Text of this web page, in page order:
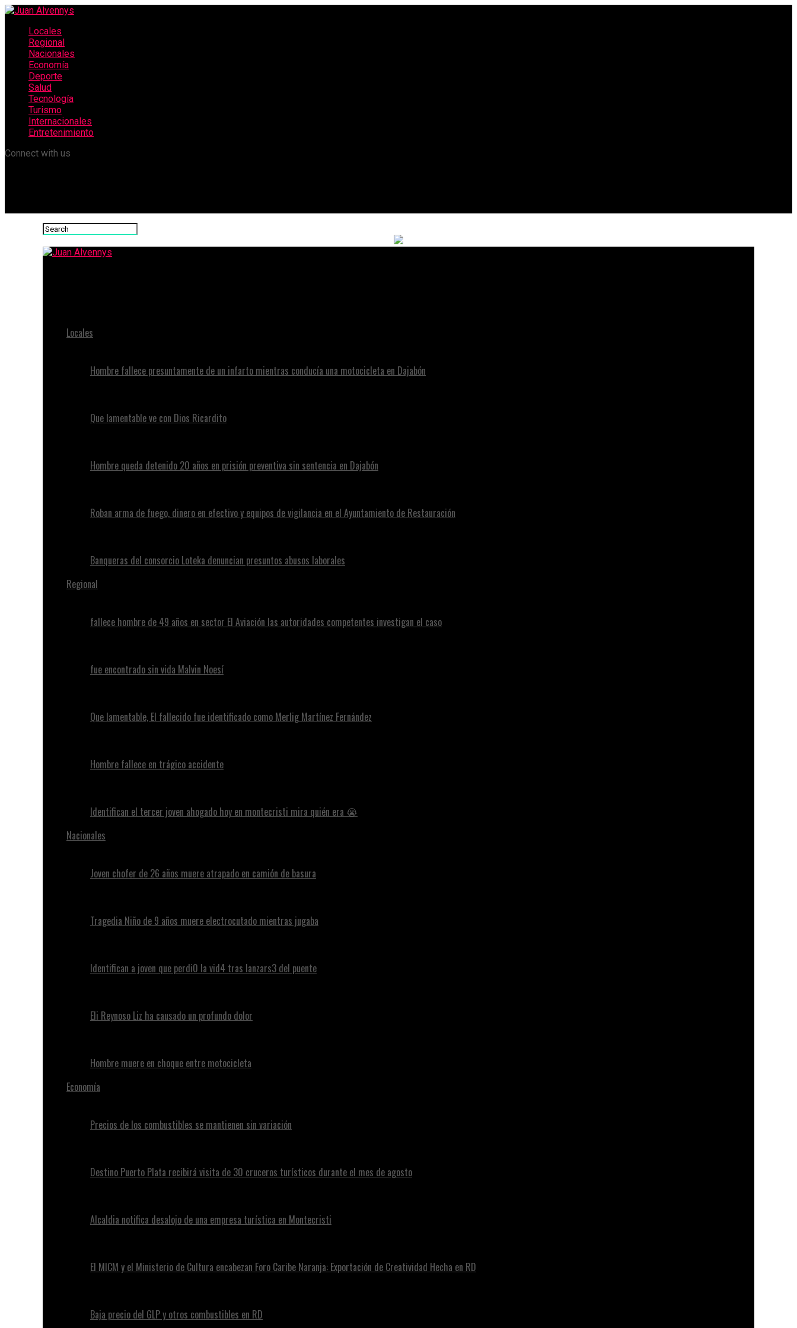
Locales
Regional
Nacionales
Economía
Deporte
Salud
Tecnología
Turismo
Internacionales
Entretenimiento
Connect with us
Locales
Hombre fallece presuntamente de un infarto mientras conducía una motocicleta en Dajabón
Que lamentable ve con Dios Ricardito
Hombre queda detenido 20 años en prisión preventiva sin sentencia en Dajabón
Roban arma de fuego, dinero en efectivo y equipos de vigilancia en el Ayuntamiento de Restauración
Banqueras del consorcio Loteka denuncian presuntos abusos laborales
Regional
fallece hombre de 49 años en sector El Aviación las autoridades competentes investigan el caso
fue encontrado sin vida Malvin Noesí
Que lamentable, El fallecido fue identificado como Merlig Martínez Fernández
Hombre fallece en trágico accidente
Identifican el tercer joven ahogado hoy en montecristi mira quién era 😭
Nacionales
Joven chofer de 26 años muere atrapado en camión de basura
Tragedia Niño de 9 años muere electrocutado mientras jugaba
Identifican a joven que perdi0 la vid4 tras lanzars3 del puente
Eli Reynoso Liz ha causado un profundo dolor
Hombre muere en choque entre motocicleta
Economía
Precios de los combustibles se mantienen sin variación
Destino Puerto Plata recibirá visita de 30 cruceros turísticos durante el mes de agosto
Alcaldia notifica desalojo de una empresa turística en Montecristi
El MICM y el Ministerio de Cultura encabezan Foro Caribe Naranja: Exportación de Creatividad Hecha en RD
Baja precio del GLP y otros combustibles en RD